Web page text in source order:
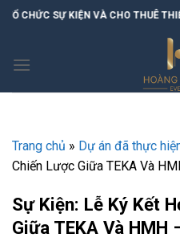
SkipCHO THUÊ THIẾT BỊ SỰ KIỆN |
Trang chủ » Dự án đã thực
Chiến Lược Giữa TEKA Và
Sự Kiện: Lễ Ký Kết
Giữa TEKA Và